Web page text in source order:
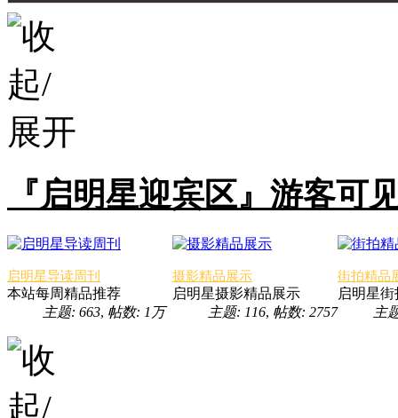
『启明星迎宾区』游客可
启明星导读周刊
本站每周精品推荐
主题: 663, 帖数: 1万
摄影精品展示
启明星摄影精品展示
主题: 116, 帖数: 2757
街拍精品
启明星
主